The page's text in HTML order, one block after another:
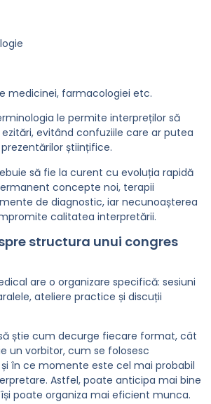
medicinei, farmacologiei etc.
le permite interpreților să
evitând confuziile care ar putea
științifice.
să fie la curent cu evoluția rapidă
concepte noi, terapii
de diagnostic, iar necunoașterea
calitatea interpretării.
structura unui congres
are o organizare specifică: sesiuni
ateliere practice și discuții
știe cum decurge fiecare format, cât
un vorbitor, cum se folosesc
în ce momente este cel mai probabil
Astfel, poate anticipa mai bine
poate organiza mai eficient munca.